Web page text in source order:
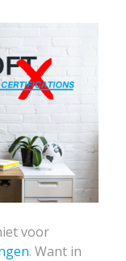
voor
. Want in